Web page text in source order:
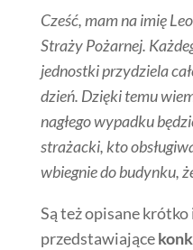
Cześć, mam na imię
Straży Pożarnej.
jednostki przydziela
dzień. Dzięki temu
nagłego wypadku
strażacki, kto
wbiegnie do budynku,
Są też opisane
przedstawiające